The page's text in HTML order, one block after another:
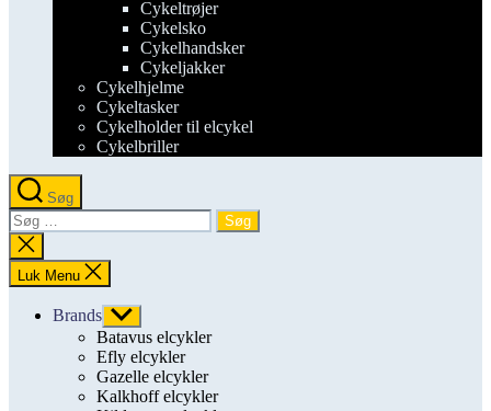
Cykeltrøjer
Cykelsko
Cykelhandsker
Cykeljakker
Cykelhjelme
Cykeltasker
Cykelholder til elcykel
Cykelbriller
Søg
Søg
efter:
Luk
søgning
Luk Menu
Brands Vis
undermenu
Batavus elcykler
Efly elcykler
Gazelle elcykler
Kalkhoff elcykler